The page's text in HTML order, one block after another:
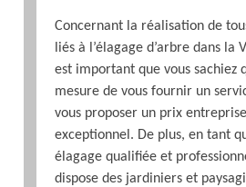
Concernant la réalisation de
liés à l’élagage d’arbre dans la
est important que vous sachiez
mesure de vous fournir un
vous proposer un prix
exceptionnel. De plus, en tant
élagage qualifiée et
dispose des jardiniers et